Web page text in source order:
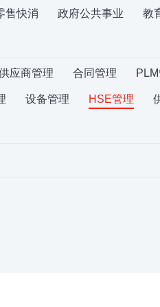
售快消 政府公共事业 教
应商管理 合同管理
设备管理 HSE管理